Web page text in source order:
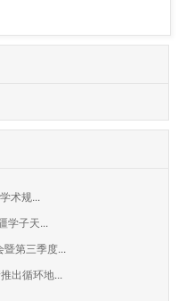
术规...
学子天...
暨第三季度...
出循环地...